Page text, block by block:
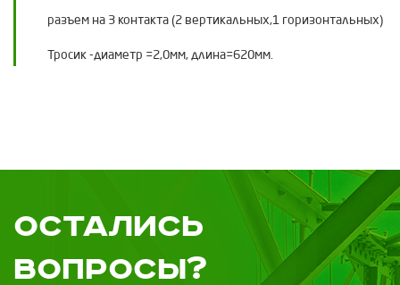
разъем на 3 контакта (2 вертикальных,1 горизонтальных)
Тросик -диаметр =2,0мм, длина=620мм.
Остались
вопросы?